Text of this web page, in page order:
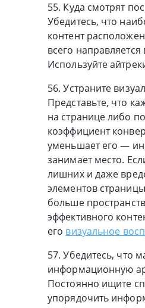
55. Куда смотрят
Убедитесь, что
контент
всего
Используйте
56. Устраните
Представьте, что
на странице либо
коэффициент
уменьшает его —
занимает место.
лишних и даже
элементов
больше
эффективного
его визуальное
57. Убедитесь, что
информационную
Постоянно ищите
упорядочить